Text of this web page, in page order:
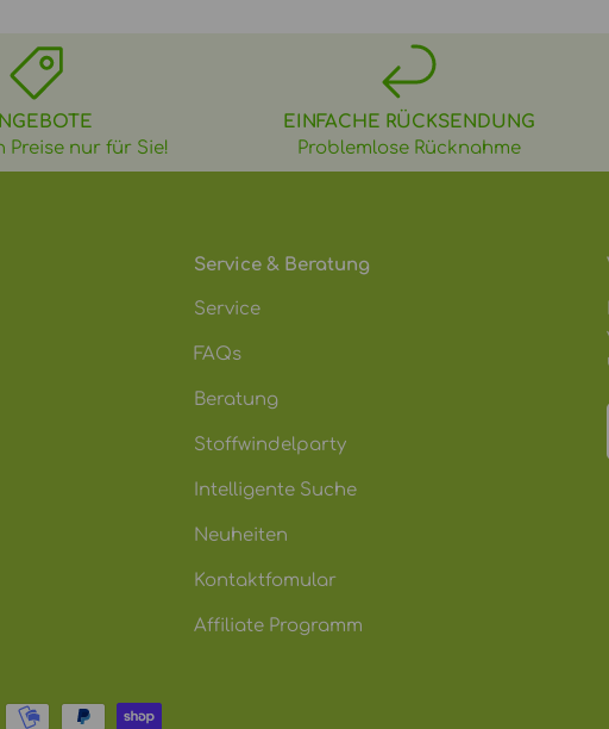
Preise nur für Sie!
EINFACHE RÜCKSENDUNG
Problemlose Rücknahme
Service & Beratung
Service
FAQs
Beratung
Stoffwindelparty
Intelligente Suche
Neuheiten
Kontaktfomular
Affiliate Programm